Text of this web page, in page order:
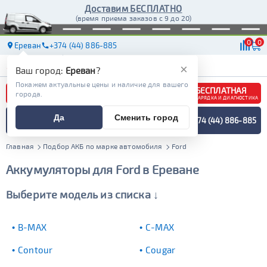
Доставим БЕСПЛАТНО
(время приема заказов с 9 до 20)
Ереван +374 (44) 886-885 0 0
АКБ ДОСТАВКА
БЕСПЛАТНАЯ
ЗАРЯДКА И ДИАГНОСТИКА
ПОДБОР АККУМУЛЯТОРА
СПЕЦИАЛИСТОМ +374 (44) 886-885
Главная Подбор АКБ по марке автомобиля Ford
Аккумуляторы для Ford в Ереване
Выберите модель из списка ↓
B-MAX C-MAX
Contour Cougar
×
Ваш город: Ереван?
Покажем актуальные цены и наличие для вашего
города.
Да Сменить город